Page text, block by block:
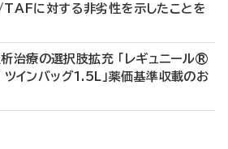
に対する非劣性を示したことを
治療の選択肢拡充 「レギュニール®
インバッグ1.5L」薬価基準収載のお